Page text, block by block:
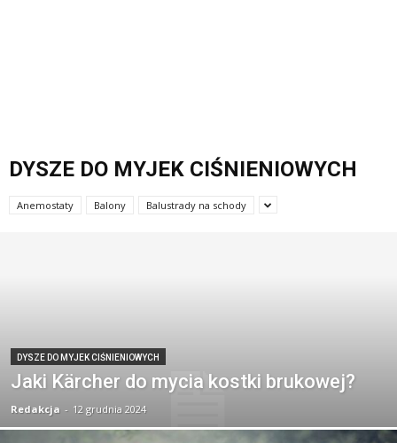
DYSZE DO MYJEK CIŚNIENIOWYCH
Anemostaty Balony Balustrady na schody
DYSZE DO MYJEK CIŚNIENIOWYCH
Jaki Kärcher do mycia kostki brukowej?
Redakcja - 12 grudnia 2024